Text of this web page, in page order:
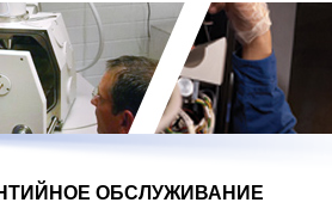
ОБСЛУЖИВАНИЕ